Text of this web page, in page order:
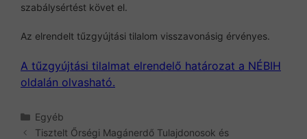
szabálysértést követ el.
Az elrendelt tűzgyújtási tilalom visszavonásig érvényes.
A tűzgyújtási tilalmat elrendelő határozat a NÉBIH
oldalán olvasható.
Kategória
Egyéb
Tisztelt Őrségi Magánerdő Tulajdonosok és